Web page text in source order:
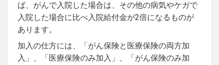
ば、がんで入院した場合は、その他の病気やケガで
入院した場合に比べ入院給付金が2倍になるものが
あります。
加入の仕方には、「がん保険と医療保険の両方加
入」、「医療保険のみ加入」、「がん保険のみ加